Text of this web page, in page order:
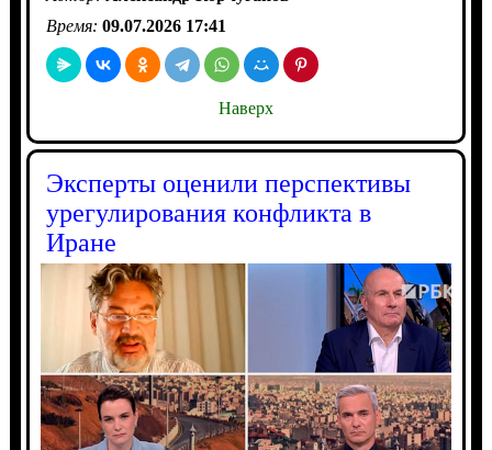
Время: 09.07.2026 17:41
Наверх
Эксперты оценили перспективы
урегулирования конфликта в
Иране